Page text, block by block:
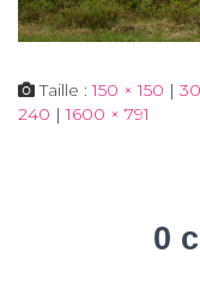
Taille :150 × 150 |
240 | 1600 × 791
0